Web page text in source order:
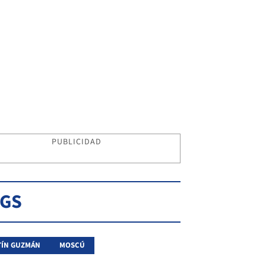
PUBLICIDAD
GUZMÁN MOSCÚ